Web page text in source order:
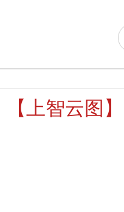
上智云图】